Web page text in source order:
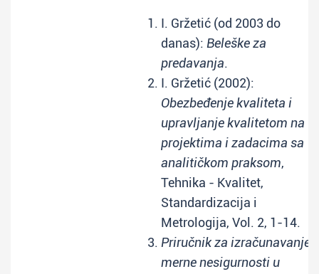
I. Gržetić (od 2003 do
danas): Beleške za
predavanja.
I. Gržetić (2002):
Obezbeđenje kvaliteta i
upravljanje kvalitetom na
projektima i zadacima sa
analitičkom praksom,
Tehnika - Kvalitet,
Standardizacija i
Metrologija, Vol. 2, 1-14.
Priručnik za izračunavanje
merne nesigurnosti u